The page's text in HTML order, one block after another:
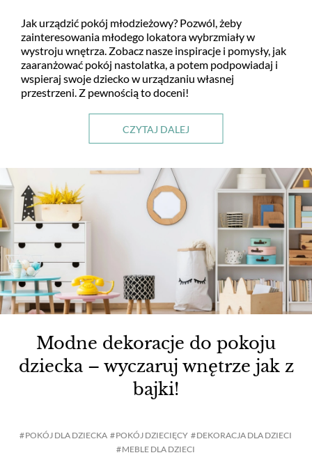
Jak urządzić pokój młodzieżowy? Pozwól, żeby
zainteresowania młodego lokatora wybrzmiały w
wystroju wnętrza. Zobacz nasze inspiracje i pomysły, jak
zaaranżować pokój nastolatka, a potem podpowiadaj i
wspieraj swoje dziecko w urządzaniu własnej
przestrzeni. Z pewnością to doceni!
CZYTAJ DALEJ
Modne dekoracje do pokoju
dziecka – wyczaruj wnętrze jak z
bajki!
POKÓJ DLA DZIECKA POKÓJ DZIECIĘCY
DEKORACJA DLA DZIECI
MEBLE DLA DZIECI